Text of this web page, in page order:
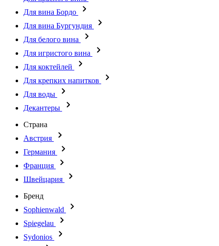
Для вина Бордо
Для вина Бургундия
Для белого вина
Для игристого вина
Для коктейлей
Для крепких напитков
Для воды
Декантеры
Страна
Австрия
Германия
Франция
Швейцария
Бренд
Sophienwald
Spiegelau
Sydonios